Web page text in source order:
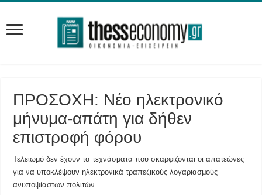
ΠΡΟΣΟΧΗ: Νέο ηλεκτρονικό
μήνυμα-απάτη για δήθεν
επιστροφή φόρου
Τελειωμό δεν έχουν τα τεχνάσματα που σκαρφίζονται οι απατεώνες
για να υποκλέψουν ηλεκτρονικά τραπεζικούς λογαριασμούς
ανυποψίαστων πολιτών.